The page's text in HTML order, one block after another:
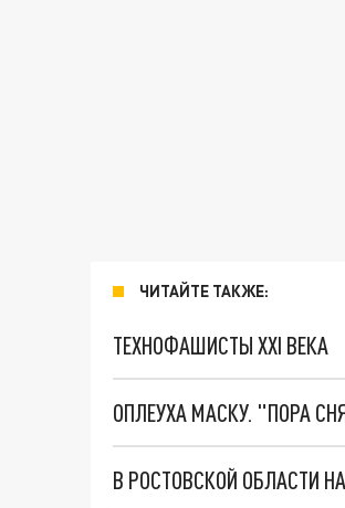
ЧИТАЙТЕ ТАКЖЕ:
ТЕХНОФАШИСТЫ XXI ВЕКА
ОПЛЕУХА МАСКУ. "ПОРА
В РОСТОВСКОЙ ОБЛАСТИ